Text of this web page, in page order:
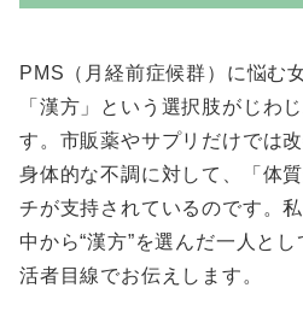
PMS（月経前症候群）に悩む
「漢方」という選択肢がじわ
す。市販薬やサプリだけでは
身体的な不調に対して、「体
チが支持されているのです。
中から“漢方”を選んだ一人と
活者目線でお伝えします。